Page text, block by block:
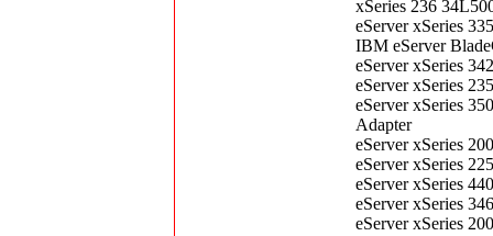
xSeries 236
eServer xSeries
IBM eServer
eServer xSeries
eServer xSeries
eServer xSeries
Adapter
eServer xSeries
eServer xSeries
eServer xSeries
eServer xSeries
eServer xSeries